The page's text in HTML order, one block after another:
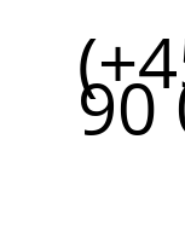
90